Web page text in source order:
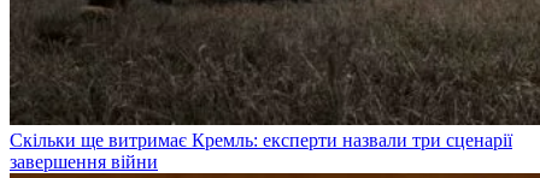
Скільки ще витримає Кремль: експерти назвали три сценарії
завершення війни